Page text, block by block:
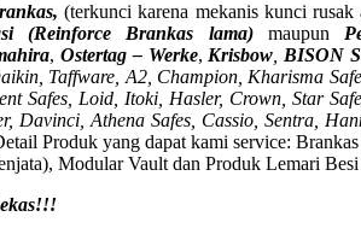
(terkunci karena mekanis kunci
(Reinforce Brankas lama)maupun
, Ostertag – Werke, Krisbow BISON
Taffware, A2, Champion, Kharisma
Safes, Loid, Itoki, Hasler, Crown, Star
Davinci, Athena Safes, Cassio, Sentra,
Produk yang dapat kami service:
Modular Vault dan Produk Lemari